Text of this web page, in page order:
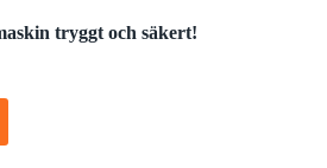
tryggt och säkert!